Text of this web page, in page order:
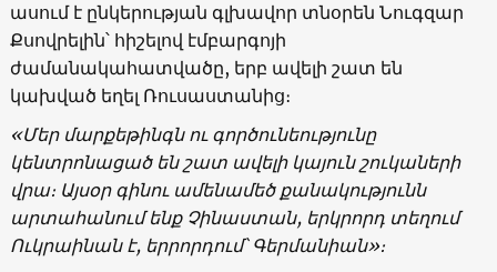
ասում է ընկերության գլխավոր տնօրեն Նուգզար
Քսովրելին՝ հիշելով էմբարգոյի
ժամանակահատվածը, երբ ավելի շատ են
կախված եղել Ռուսաստանից։
«Մեր մարքեթինգն ու գործունեությունը
կենտրոնացած են շատ ավելի կայուն շուկաների
վրա։ Այսօր գինու ամենամեծ քանակությունն
արտահանում ենք Չինաստան, երկրորդ տեղում
Ուկրաինան է, երրորդում՝ Գերմանիան»։